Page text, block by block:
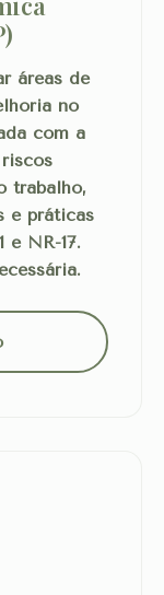
áreas de
no
com a
trabalho,
e práticas
e NR-17.